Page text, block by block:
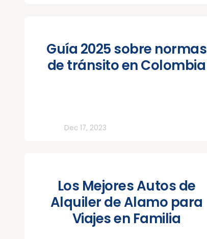
Guía 2025 sobre normas
de tránsito en Colombia
Dec 17, 2023
Los Mejores Autos de
Alquiler de Alamo para
Viajes en Familia